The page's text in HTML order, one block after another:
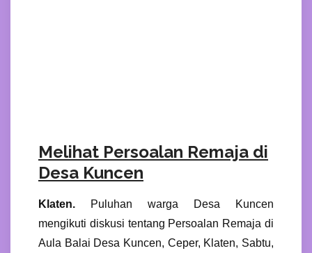
Melihat Persoalan Remaja di
Desa Kuncen
Klaten.
Puluhan warga Desa Kuncen
mengikuti diskusi tentang Persoalan Remaja di
Aula Balai Desa Kuncen, Ceper, Klaten, Sabtu,